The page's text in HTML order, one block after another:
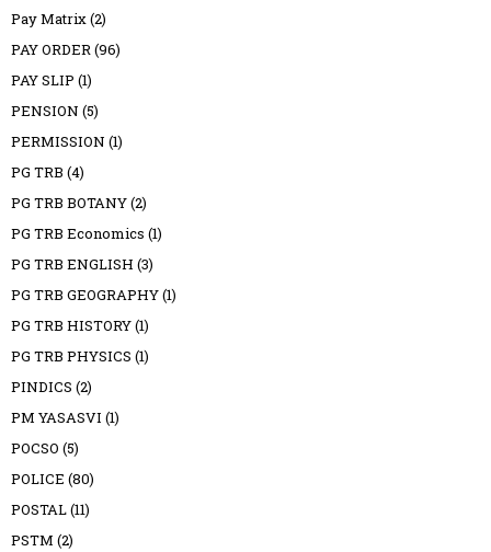
Pay Matrix(2)
PAY ORDER(96)
PAY SLIP (1)
PENSION (5)
PERMISSION (1)
PG TRB (4)
PG TRB BOTANY(2)
PG TRB Economics (1)
PG TRB ENGLISH (3)
PG TRB GEOGRAPHY(1)
PG TRB HISTORY(1)
PG TRB PHYSICS (1)
PINDICS (2)
PM YASASVI (1)
POCSO (5)
POLICE (80)
POSTAL(11)
PSTM (2)